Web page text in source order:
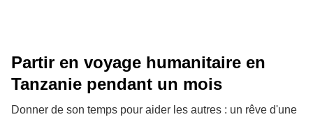
Partir en voyage humanitaire en
Tanzanie pendant un mois
Donner de son temps pour aider les autres : un rêve d'une